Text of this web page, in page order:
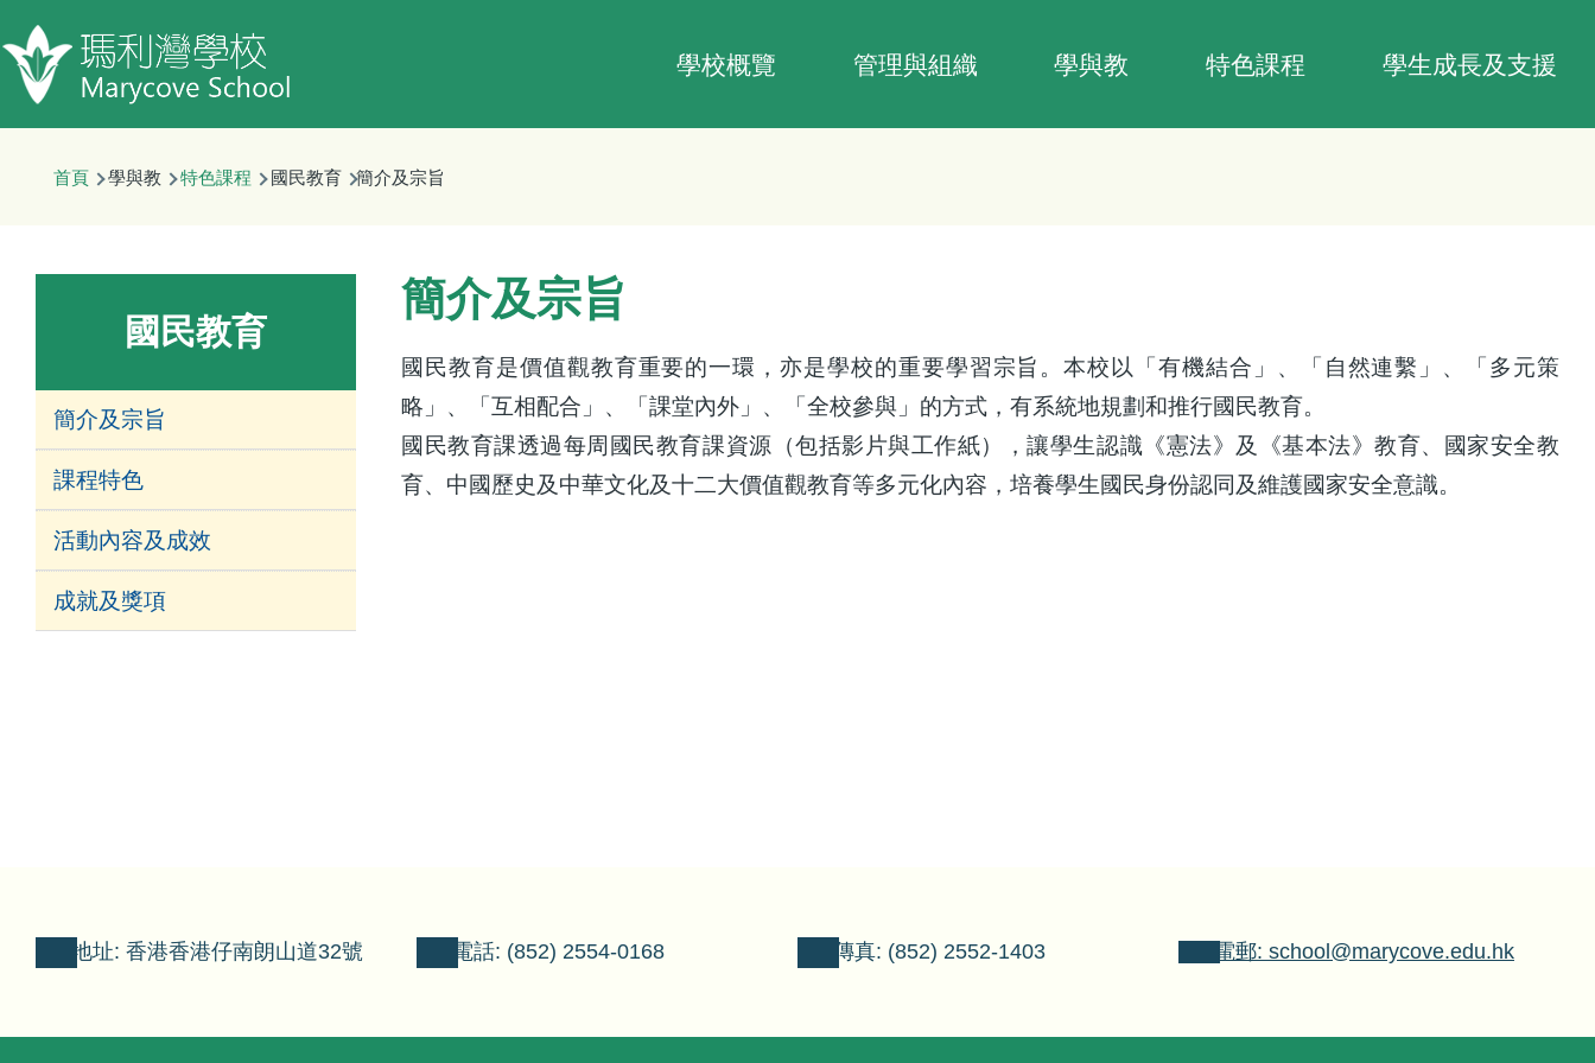
移至主內容
navigation
學校概覽 管理與組織 學與教 特色課程 學生成長及支援
首頁 學與教 特色課程 國民教育 簡介及宗旨
簡介及宗旨
國民教育是價值觀教育重要的一環，亦是學校的重要學習宗旨。本校以「有機結合」、「自然連繫」、「多元策
略」、「互相配合」、「課堂內外」、「全校參與」的方式，有系統地規劃和推行國民教育。
國民教育課透過每周國民教育課資源（包括影片與工作紙），讓學生認識《憲法》及《基本法》教育、國家安全教
育、中國歷史及中華文化及十二大價值觀教育等多元化內容，培養學生國民身份認同及維護國家安全意識。
國民教育
簡介及宗旨
課程特色
活動內容及成效
成就及獎項
地址: 香港香港仔南朗山道32號 電話: (852) 2554-0168 傳真: (852) 2552-1403 電郵: school@marycove.edu.hk